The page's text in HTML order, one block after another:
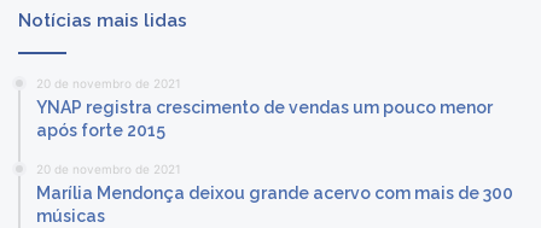
Notícias mais lidas
20 de novembro de 2021
YNAP registra crescimento de vendas um pouco menor
após forte 2015
20 de novembro de 2021
Marília Mendonça deixou grande acervo com mais de 300
músicas